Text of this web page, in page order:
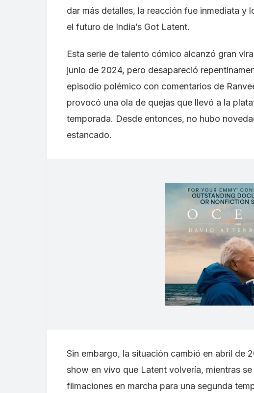
dar más detalles, la reacción fue inmediata y
el futuro de India’s Got Latent.
Esta serie de talento cómico alcanzó gran
junio de 2024, pero desapareció
episodio polémico con comentarios de
provocó una ola de quejas que llevó a la
temporada. Desde entonces, no hubo
estancado.
Sin embargo, la situación cambió en abril de
show en vivo que Latent volvería, mientras
filmaciones en marcha para una segunda